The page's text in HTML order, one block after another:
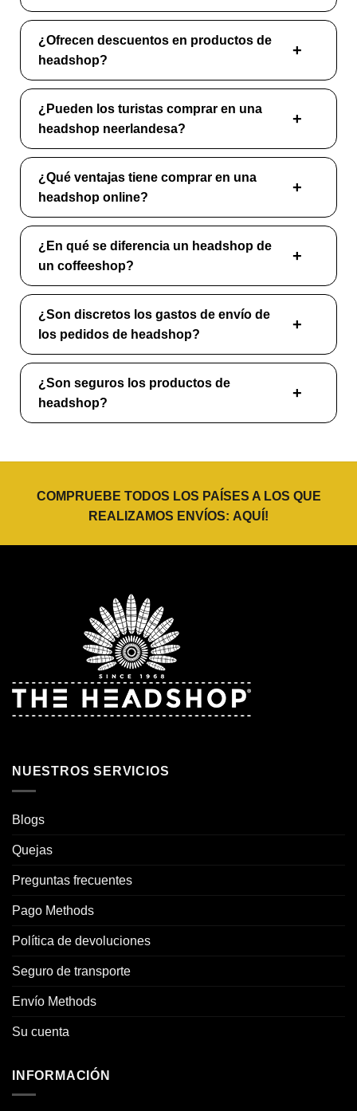
¿Ofrecen descuentos en productos de
headshop?
¿Pueden los turistas comprar en una
headshop neerlandesa?
¿Qué ventajas tiene comprar en una
headshop online?
¿En qué se diferencia un headshop de
un coffeeshop?
¿Son discretos los gastos de envío de
los pedidos de headshop?
¿Son seguros los productos de
headshop?
COMPRUEBE TODOS LOS PAÍSES A LOS QUE
REALIZAMOS ENVÍOS: AQUÍ !
NUESTROS SERVICIOS
Blogs
Quejas
Preguntas frecuentes
Pago Methods
Política de devoluciones
Seguro de transporte
Envío Methods
Su cuenta
INFORMACIÓN